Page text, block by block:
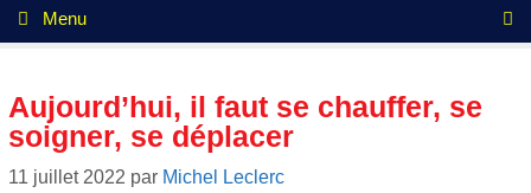
Menu
Aujourd’hui, il faut se chauffer, se
soigner, se déplacer
11 juillet 2022 par Michel Leclerc